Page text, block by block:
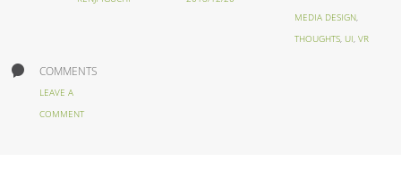
MEDIA DESIGN,
THOUGHTS, UI,VR
COMMENTS
LEAVE A
COMMENT